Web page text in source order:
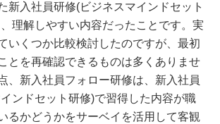
新入社員研修(ビジネスマインドセット
理解しやすい内容だったことです。実
いくつか比較検討したのですが、最初
とを再確認できるものは多くありませ
、新入社員フォロー研修は、新入社員
ンドセット研修)で習得した内容が職
るかどうかをサーベイを活用して客観